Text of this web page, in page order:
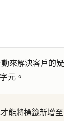
來解決客戶的疑
元。
才能將標籤新增至